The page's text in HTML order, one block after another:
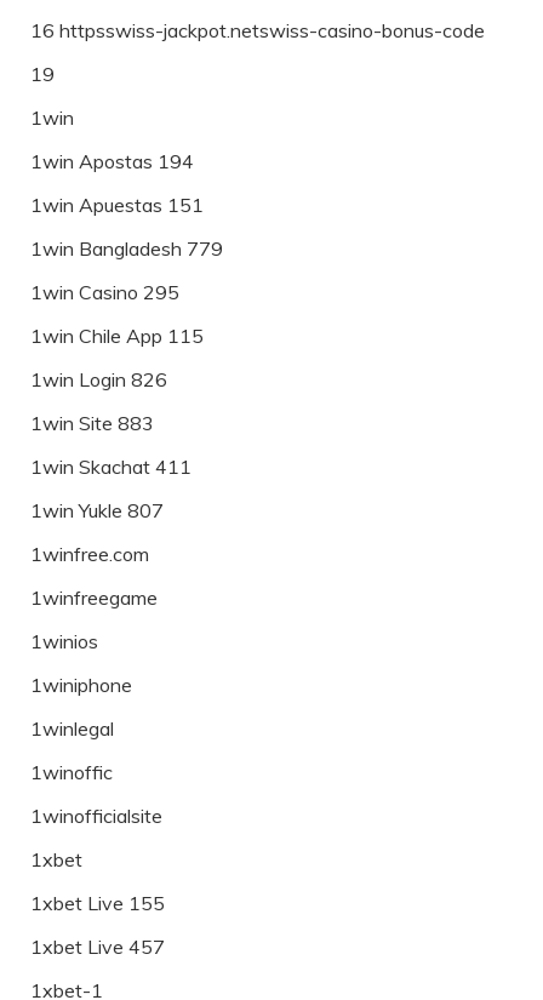
16 httpsswiss-jackpot.netswiss-casino-bonus-code
19
1win
1win Apostas 194
1win Apuestas 151
1win Bangladesh 779
1win Casino 295
1win Chile App 115
1win Login 826
1win Site 883
1win Skachat 411
1win Yukle 807
1winfree.com
1winfreegame
1winios
1winiphone
1winlegal
1winoffic
1winofficialsite
1xbet
1xbet Live 155
1xbet Live 457
1xbet-1